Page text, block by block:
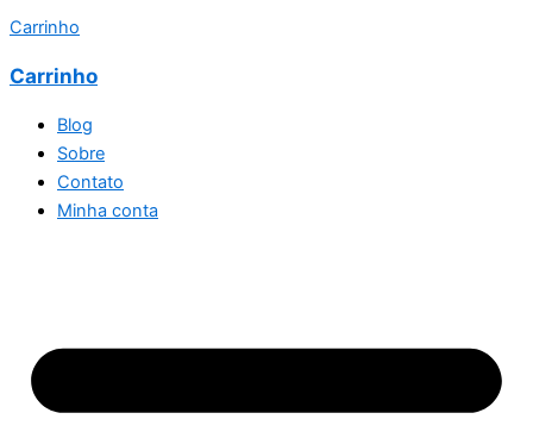
Carrinho
Carrinho
Blog
Sobre
Contato
Minha conta